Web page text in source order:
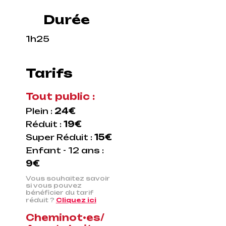
Durée
1h25
Tarifs
Tout public :
Plein : 24€
Réduit : 19€
Super Réduit : 15€
Enfant - 12 ans :
9€
Vous souhaitez savoir
si vous pouvez
bénéficier du tarif
réduit ? Cliquez ici
Cheminot•es/